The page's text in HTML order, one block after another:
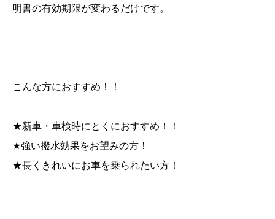
明書の有効期限が変わるだけです。
こんな方におすすめ！！
★新車・車検時にとくにおすすめ！！
★強い撥水効果をお望みの方！
★長くきれいにお車を乗られたい方！